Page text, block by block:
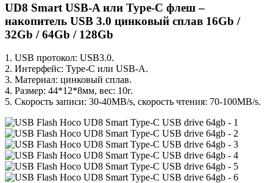
UD8 Smart USB-A или Type-C флеш –
накопитель USB 3.0 цинковый сплав 16Gb /
32Gb / 64Gb / 128Gb
1. USB протокол: USB3.0.
2. Интерфейс: Type-C или USB-A.
3. Материал: цинковый сплав.
4. Размер: 44*12*8мм, вес: 10г.
5. Скорость записи: 30-40MB/s, скорость чтения: 70-100MB/s.